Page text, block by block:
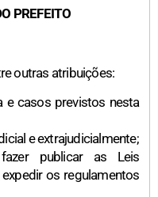
PREFEITO
outras atribuições:
e casos previstos nesta
e extrajudicialmente;
publicar as Leis
os regulamentos